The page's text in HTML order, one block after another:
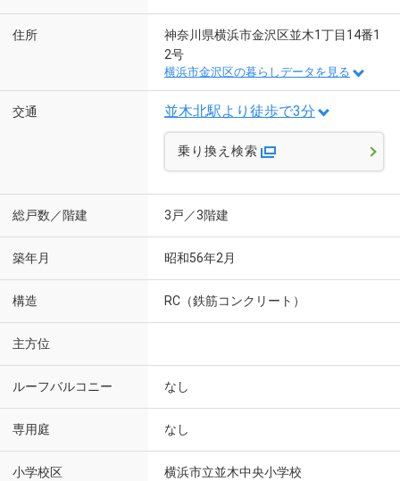
住所
神奈川県横浜市金沢区並木1丁目14番1
2号
横浜市金沢区の暮らしデータを見る
交通 並木北駅より徒歩で3分
乗り換え検索
総戸数／階建 3戸／3階建
築年月 昭和56年2月
構造 RC（鉄筋コンクリート）
主方位
ルーフバルコニー なし
専用庭 なし
小学校区 横浜市立並木中央小学校